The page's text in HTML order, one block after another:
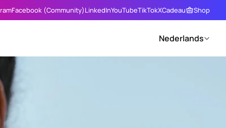
Facebook (Community)LinkedInYouTubeTikTokXCadeau Shop
Nederlands